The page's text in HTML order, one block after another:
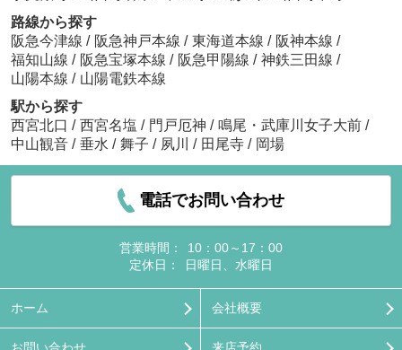
路線から探す
阪急今津線 / 阪急神戸本線 / 東海道本線 / 阪神本線 /
福知山線 / 阪急宝塚本線 / 阪急甲陽線 / 神鉄三田線 /
山陽本線 / 山陽電鉄本線
駅から探す
西宮北口 / 西宮名塩 / 門戸厄神 / 鳴尾・武庫川女子大前 /
中山観音 / 垂水 / 舞子 / 夙川 / 田尾寺 / 岡場
電話でお問い合わせ
営業時間：
10：00～17：00
定休日：
日曜日、水曜日
ホーム 会社概要